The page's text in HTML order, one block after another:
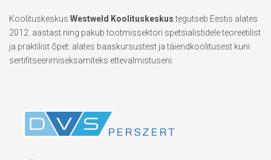
Koolituskeskus Westweld Koolituskeskustegutseb Eestis alates
2012. aastast ning pakub tootmissektori spetsialistidele teoreetilist
ja praktilist õpet: alates baaskursustest ja täiendkoolitusest kuni
sertifitseerimiseksamiteks ettevalmistuseni.